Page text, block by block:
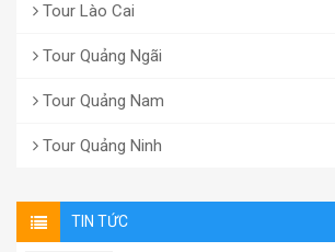
Tour Lào Cai
Tour Quảng Ngãi
Tour Quảng Nam
Tour Quảng Ninh
TIN TỨC